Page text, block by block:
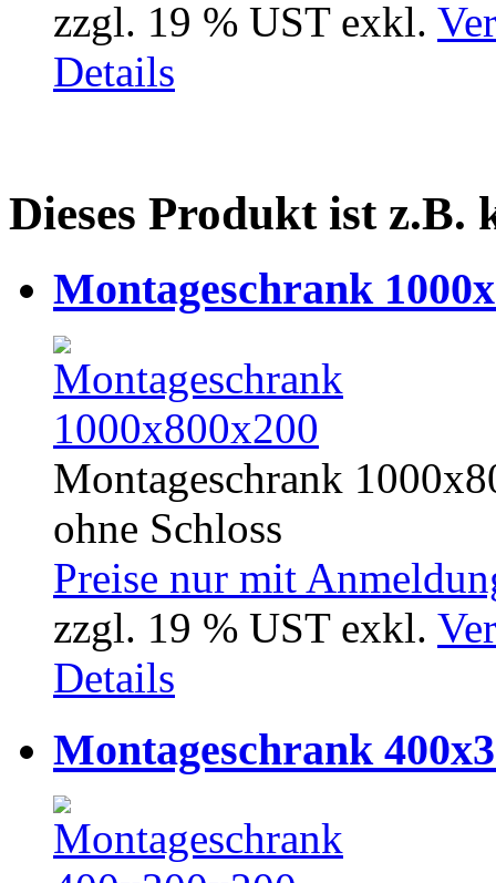
zzgl. 19 % UST exkl.
Details
Dieses Produkt ist z.B.
Montageschrank
Montageschrank
ohne Schloss
Preise nur mit
zzgl. 19 % UST exkl.
Details
Montageschrank